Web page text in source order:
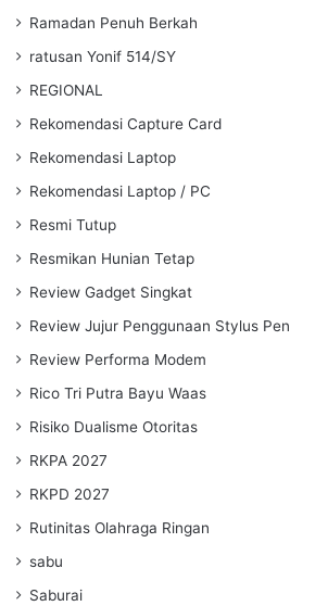
Ramadan Penuh Berkah
ratusan Yonif 514/SY
REGIONAL
Rekomendasi Capture Card
Rekomendasi Laptop
Rekomendasi Laptop / PC
Resmi Tutup
Resmikan Hunian Tetap
Review Gadget Singkat
Review Jujur Penggunaan Stylus Pen
Review Performa Modem
Rico Tri Putra Bayu Waas
Risiko Dualisme Otoritas
RKPA 2027
RKPD 2027
Rutinitas Olahraga Ringan
sabu
Saburai